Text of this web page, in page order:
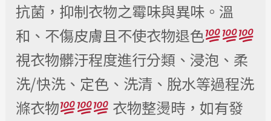
抗菌，抑制衣物之霉味與異味。溫
和、不傷皮膚且不使衣物退色
視衣物髒汙程度進行分類、浸泡、柔
洗/快洗、定色、洗清、脫水等過程洗
滌衣物
衣物整燙時，如有發